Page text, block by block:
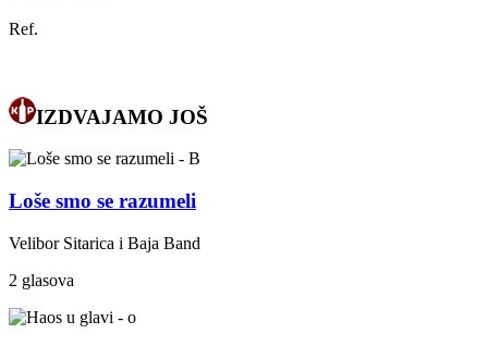
Ref.
IZDVAJAMO JOŠ
Loše smo se razumeli
Velibor Sitarica i Baja Band
2 glasova